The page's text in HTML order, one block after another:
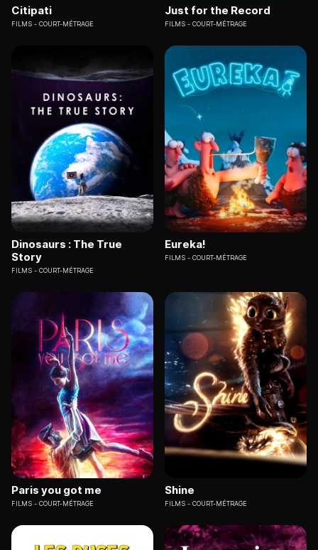
Citipati
FILMS COURT-MÉTRAGE
Just for the Record
FILMS COURT-MÉTRAGE
Dinosaurs : The True
Story
FILMS COURT-MÉTRAGE
Eureka!
FILMS COURT-MÉTRAGE
Paris you got me
FILMS COURT-MÉTRAGE
Shine
FILMS COURT-MÉTRAGE